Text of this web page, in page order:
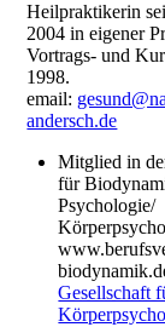
Heilpraktikerin
2004 in eigener
Vortrags- und
1998.
email:
andersch.de
Mitglied in
für
Psychologie/
Gesellschaft